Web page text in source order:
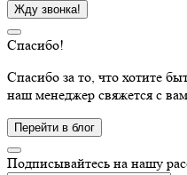
Жду звонка!
Спасибо!
Спасибо за то, что хотите
наш менеджер свяжется с
Подписывайтесь на нашу